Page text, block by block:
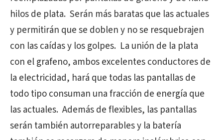
hilos de plata. Serán más baratas que las actuales
y permitirán que se doblen y no se resquebrajen
con las caídas y los golpes. La unión de la plata
con el grafeno, ambos excelentes conductores de
la electricidad, hará que todas las pantallas de
todo tipo consuman una fracción de energía que
las actuales. Además de flexibles, las pantallas
serán también autorreparables y la batería